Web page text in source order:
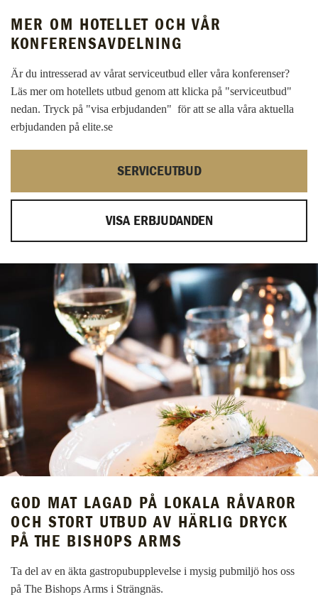
MER OM HOTELLET OCH VÅR
KONFERENSAVDELNING
Är du intresserad av vårat serviceutbud eller våra konferenser?
Läs mer om hotellets utbud genom att klicka på "serviceutbud"
nedan. Tryck på "visa erbjudanden" för att se alla våra aktuella
erbjudanden på elite.se
SERVICEUTBUD
VISA ERBJUDANDEN
GOD MAT LAGAD PÅ LOKALA RÅVAROR
OCH STORT UTBUD AV HÄRLIG DRYCK
PÅ THE BISHOPS ARMS
Ta del av en äkta gastropubupplevelse i mysig pubmiljö hos oss
på The Bishops Arms i Strängnäs.